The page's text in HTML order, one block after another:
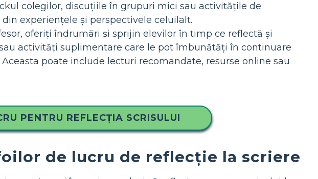
colegilor, discuțiile în grupuri mici sau activitățile de
experiențele și perspectivele celuilalt.
oferiți îndrumări și sprijin elevilor în timp ce reflectă și
activități suplimentare care le pot îmbunătăți în continuare
poate include lecturi recomandate, resurse online sau
PENTRU REFLECȚIA SCRISULUI
de lucru de reflecție la scriere